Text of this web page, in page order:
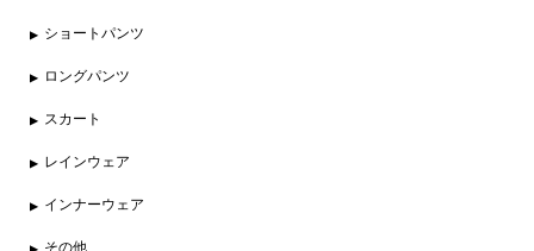
ショートパンツ
ロングパンツ
スカート
レインウェア
インナーウェア
その他